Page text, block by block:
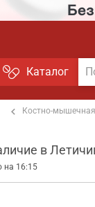
Каталог
Костно-
в
на 16:15